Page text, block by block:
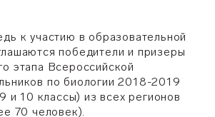
к участию в образовательной
победители и призеры
этапа Всероссийской
по биологии 2018-2019
и 10 классы) из всех регионов
70 человек).